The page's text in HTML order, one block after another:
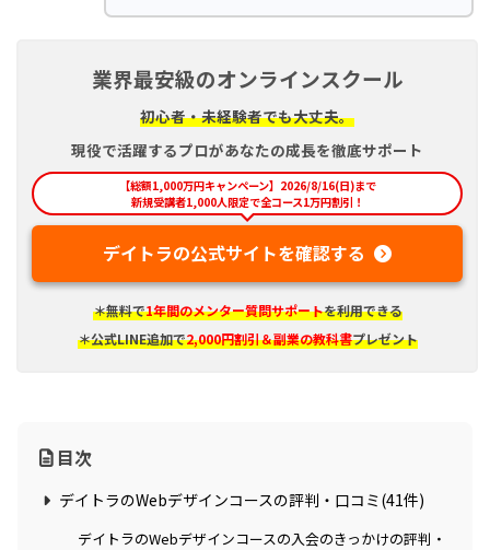
業界最安級のオンラインスクール
初心者・未経験者でも大丈夫。
現役で活躍するプロがあなたの成長を徹底サポート
【総額1,000万円キャンペーン】2026/8/16(日)まで
新規受講者1,000人限定で全コース1万円割引！
デイトラの公式サイトを確認する
＊無料で1年間のメンター質問サポートを利用できる
＊公式LINE追加で2,000円割引＆副業の教科書プレゼント
目次
デイトラのWebデザインコースの評判・口コミ(41件)
デイトラのWebデザインコースの入会のきっかけの評判・